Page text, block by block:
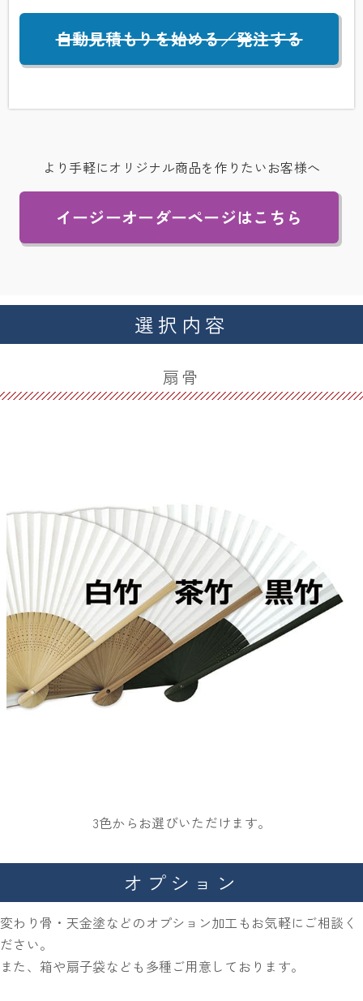
自動見積もりを始める／発注する
自動見積もりを始める
素材によっては加工できない場合がありますので、
まずはお問い合わせの上サンプルの作成をお勧めい
たします。
できます。骨のテンプレートをご用意しておりま
す。お問い合わせください。
香り付けをしたい
デザインは行ってません。
素材の提供で簡単な配置のみなどは、対応致します
が、別途作業料が必要です。
どこまでのオリジナリティが可能ですか？
まずはご希望の仕様をお知らせください。
製品、パッケージや、運送といった、お手元に届く
お問い合わせはこちら
より手軽にオリジナル商品を作りたいお客様へ
イージーオーダーページはこちら
選択内容
扇骨
3色からお選びいただけます。
オプション
変わり骨・天金塗などのオプション加工もお気軽にご相談く
ださい。
また、箱や扇子袋なども多種ご用意しております。